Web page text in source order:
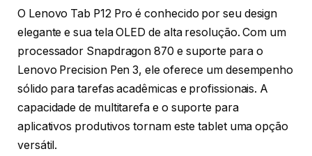
O Lenovo Tab P12 Pro é conhecido por seu design
elegante e sua tela OLED de alta resolução. Com um
processador Snapdragon 870 e suporte para o
Lenovo Precision Pen 3, ele oferece um desempenho
sólido para tarefas acadêmicas e profissionais. A
capacidade de multitarefa e o suporte para
aplicativos produtivos tornam este tablet uma opção
versátil.